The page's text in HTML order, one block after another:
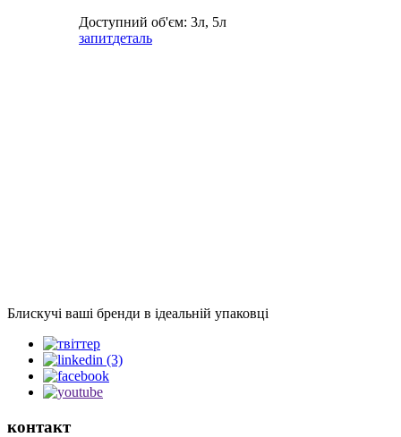
Доступний об'єм: 3л, 5л
запитдеталь
Блискучі ваші бренди в ідеальній упаковці
контакт